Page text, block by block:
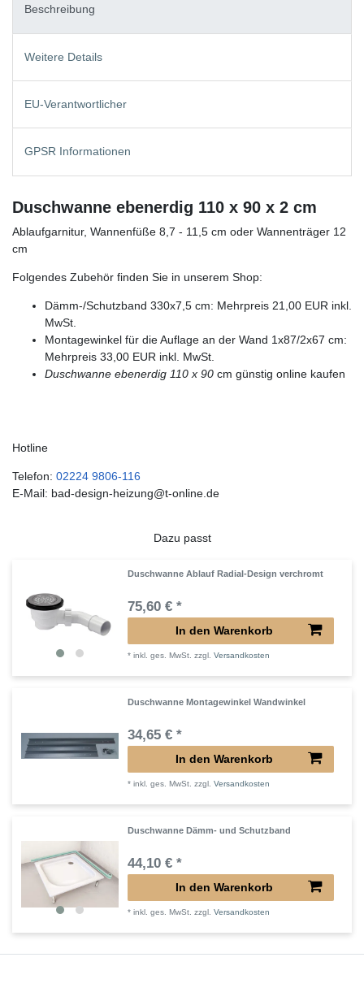
Beschreibung
Weitere Details
EU-Verantwortlicher
GPSR Informationen
Duschwanne ebenerdig 110 x 90 x 2 cm
Ablaufgarnitur, Wannenfüße 8,7 - 11,5 cm oder Wannenträger 12
cm
Folgendes Zubehör finden Sie in unserem Shop:
Dämm-/Schutzband 330x7,5 cm: Mehrpreis 21,00 EUR inkl.
MwSt.
Montagewinkel für die Auflage an der Wand 1x87/2x67 cm:
Mehrpreis 33,00 EUR inkl. MwSt.
Duschwanne ebenerdig 110 x 90 cm günstig online kaufen
Hotline
Telefon: 02224 9806-116
E-Mail: bad-design-heizung@t-online.de
Dazu passt
Duschwanne Ablauf Radial-Design verchromt
75,60 € *
In den Warenkorb
*inkl. ges. MwSt. zzgl.Versandkosten
Duschwanne Montagewinkel Wandwinkel
34,65 € *
In den Warenkorb
*inkl. ges. MwSt. zzgl.Versandkosten
Duschwanne Dämm- und Schutzband
44,10 € *
In den Warenkorb
*inkl. ges. MwSt. zzgl.Versandkosten